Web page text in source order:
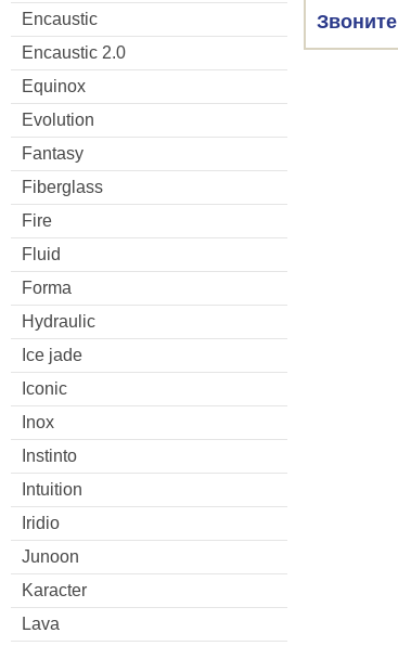
Encaustic
Encaustic 2.0
Equinox
Evolution
Fantasy
Fiberglass
Fire
Fluid
Forma
Hydraulic
Ice jade
Iconic
Inox
Instinto
Intuition
Iridio
Junoon
Karacter
Lava
Звоните